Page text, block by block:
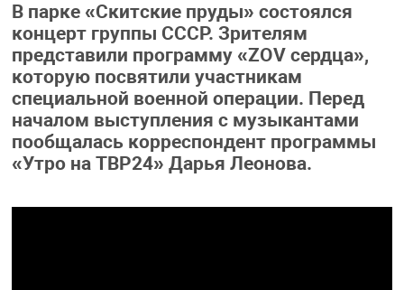
В парке «Скитские пруды» состоялся
концерт группы СССР. Зрителям
представили программу «ZOV сердца»,
которую посвятили участникам
специальной военной операции. Перед
началом выступления с музыкантами
пообщалась корреспондент программы
«Утро на ТВР24» Дарья Леонова.